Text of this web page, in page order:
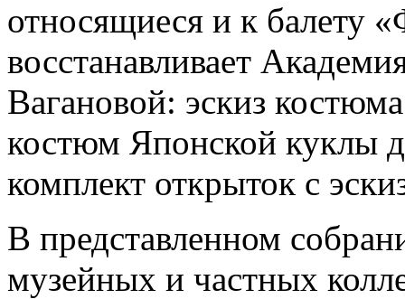
относящиеся и к балету
восстанавливает
Вагановой: эскиз
костюм Японской куклы
комплект открыток с
В представленном
музейных и частных